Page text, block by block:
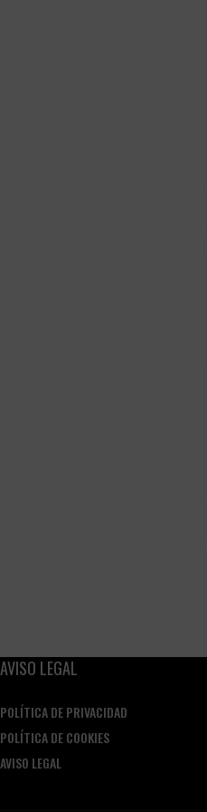
AVISO LEGAL
POLÍTICA DE PRIVACIDAD
POLÍTICA DE COOKIES
AVISO LEGAL